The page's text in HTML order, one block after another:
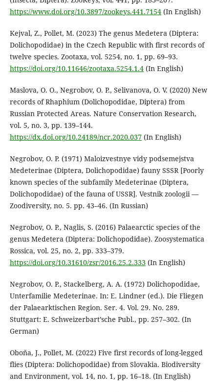
https://www.doi.org/10.3897/zookeys.441.7154(In English)
Kejval, Z., Pollet, M. (2023) The genus Medetera (Diptera:
Dolichopodidae) in the Czech Republic with first records of
twelve species. Zootaxa, vol. 5254, no. 1, pp. 69–93.
https://doi.org/10.11646/zootaxa.5254.1.4(In English)
Maslova, O. O., Negrobov, O. P., Selivanova, O. V. (2020) New
records of Rhaphium (Dolichopodidae, Diptera) from
Russian Protected Areas. Nature Conservation Research,
vol. 5, no. 3, pp. 139–144.
https://dx.doi.org/10.24189/ncr.2020.037(In English)
Negrobov, O. P. (1971) Maloizvestnye vidy podsemejstva
Medeterinae (Diptera, Dolichopodidae) fauny SSSR [Poorly
known species of the subfamily Medeterinae (Diptera,
Dolichopodidae) of the fauna of USSR]. Vestnik zoologii —
Zoodiversity, no. 5. pp. 43–46. (In Russian)
Negrobov, O. P., Naglis, S. (2016) Palaearctic species of the
genus Medetera (Diptera: Dolichopodidae). Zoosystematica
Rossica, vol. 25, no. 2, pp. 333–379.
https://doi.org/10.31610/zsr/2016.25.2.333 (In English)
Negrobov, O. P., Stackelberg, A. A. (1972) Dolichopodidae,
Unterfamilie Medeterinae. In: E. Lindner (ed.). Die Fliegen
der Palaearktischen Region. Ser. 4. Vol. 29. No. 289.
Stuttgart: E. Schweizerbart’sche Publ., pp. 257–302. (In
German)
Oboňa, J., Pollet, M. (2022) Five first records of long-legged
flies (Diptera: Dolichopodidae) from Slovakia. Biodiversity
and Environment, vol. 14, no. 1, pp. 16–18. (In English)